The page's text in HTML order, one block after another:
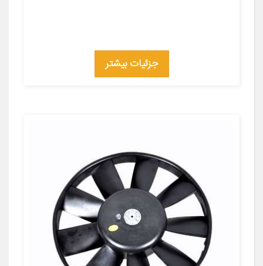
جزئیات بیشتر